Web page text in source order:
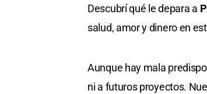
Descubrí qué le depara a
salud, amor y dinero en
Aunque hay mala
ni a futuros proyectos.